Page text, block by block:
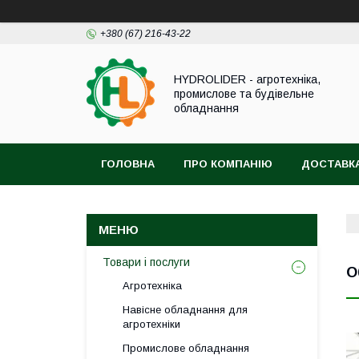
+380 (67) 216-43-22
HYDROLIDER - агротехніка,
промислове та будівельне
обладнання
ГОЛОВНА ПРО КОМПАНІЮ
Товари і послуги
Агротехніка
Навісне обладнання для
агротехніки
Промислове обладнання